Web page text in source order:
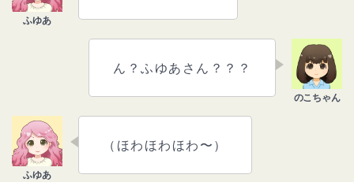
ん？ふゆあさん？？？
（ほわほわほわ〜）